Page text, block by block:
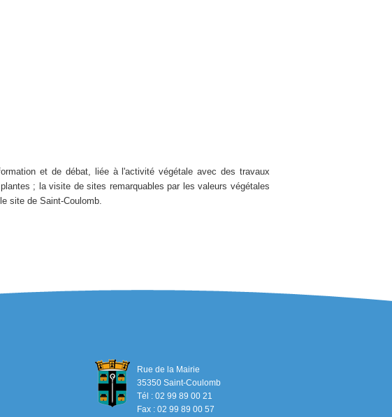
et de débat, liée à l'activité végétale avec des travaux
; la visite de sites remarquables par les valeurs végétales
site de Saint-Coulomb.
Rue de la Mairie
35350 Saint-Coulomb
Tél : 02 99 89 00 21
Fax : 02 99 89 00 57